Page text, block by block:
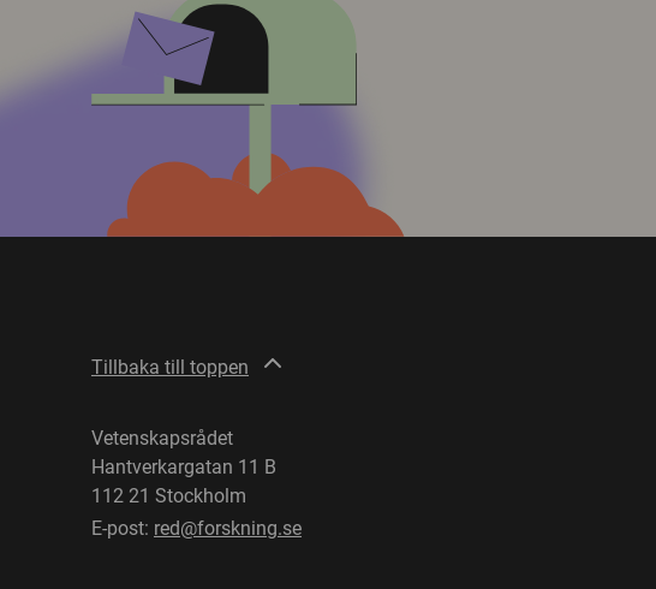
Tillbaka till toppen
Vetenskapsrådet
Hantverkargatan 11 B
112 21 Stockholm
E-post: red@forskning.se